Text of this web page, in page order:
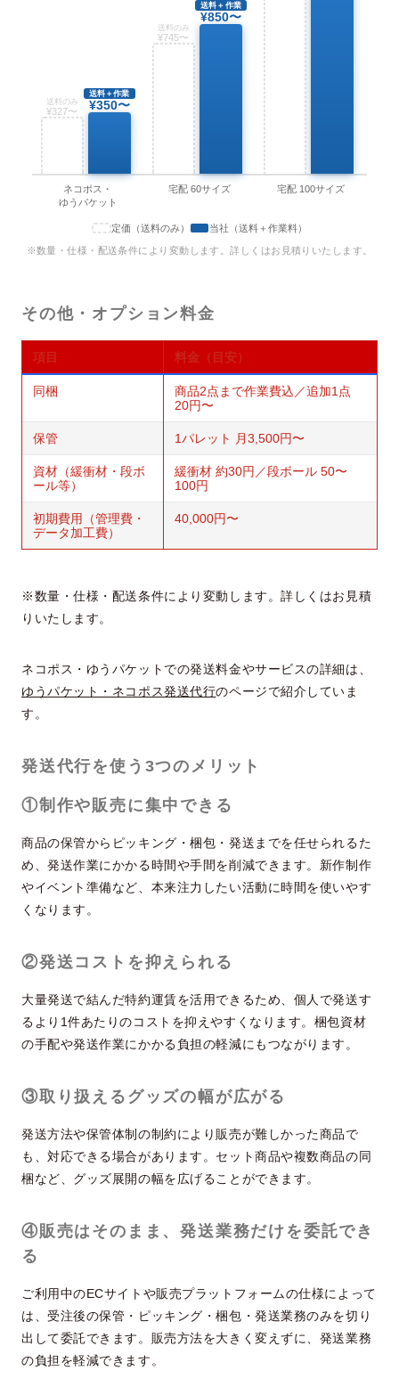
送料のみ
¥327〜
送料＋作業
¥350〜
送料のみ
¥745〜
送料＋作業
¥850〜
ネコポス・
ゆうパケット
宅配 60サイズ 宅配 100サイズ
定価（送料のみ） 当社（送料＋作業料）
※数量・仕様・配送条件により変動します。詳しくはお見積りいたします。
その他・オプション料金
項目 料金（目安）
同梱
商品2点まで作業費込／追加1点
20円〜
保管 1パレット 月3,500円〜
資材（緩衝材・段ボ
ール等）
緩衝材 約30円／段ボール 50〜
100円
初期費用（管理費・
データ加工費）
40,000円〜
※数量・仕様・配送条件により変動します。詳しくはお見積
りいたします。
ネコポス・ゆうパケットでの発送料金やサービスの詳細は、
ゆうパケット・ネコポス発送代行のページで紹介していま
す。
発送代行を使う3つのメリット
①制作や販売に集中できる
商品の保管からピッキング・梱包・発送までを任せられるた
め、発送作業にかかる時間や手間を削減できます。新作制作
やイベント準備など、本来注力したい活動に時間を使いやす
くなります。
②発送コストを抑えられる
大量発送で結んだ特約運賃を活用できるため、個人で発送す
るより1件あたりのコストを抑えやすくなります。梱包資材
の手配や発送作業にかかる負担の軽減にもつながります。
③取り扱えるグッズの幅が広がる
発送方法や保管体制の制約により販売が難しかった商品で
も、対応できる場合があります。セット商品や複数商品の同
梱など、グッズ展開の幅を広げることができます。
④販売はそのまま、発送業務だけを委託でき
る
ご利用中のECサイトや販売プラットフォームの仕様によって
は、受注後の保管・ピッキング・梱包・発送業務のみを切り
出して委託できます。販売方法を大きく変えずに、発送業務
の負担を軽減できます。